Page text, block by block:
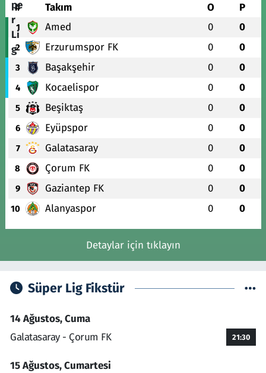
# Takım O P
1 Amed 0 0
2 Erzurumspor FK 0 0
3 Başakşehir 0 0
4 Kocaelispor 0 0
5 Beşiktaş 0 0
6 Eyüpspor 0 0
7 Galatasaray 0 0
8 Çorum FK 0 0
9 Gaziantep FK 0 0
10 Alanyaspor 0 0
Detaylar için tıklayın
Süper Lig Fikstür
14 Ağustos, Cuma
Galatasaray - Çorum FK
21:30
15 Ağustos, Cumartesi